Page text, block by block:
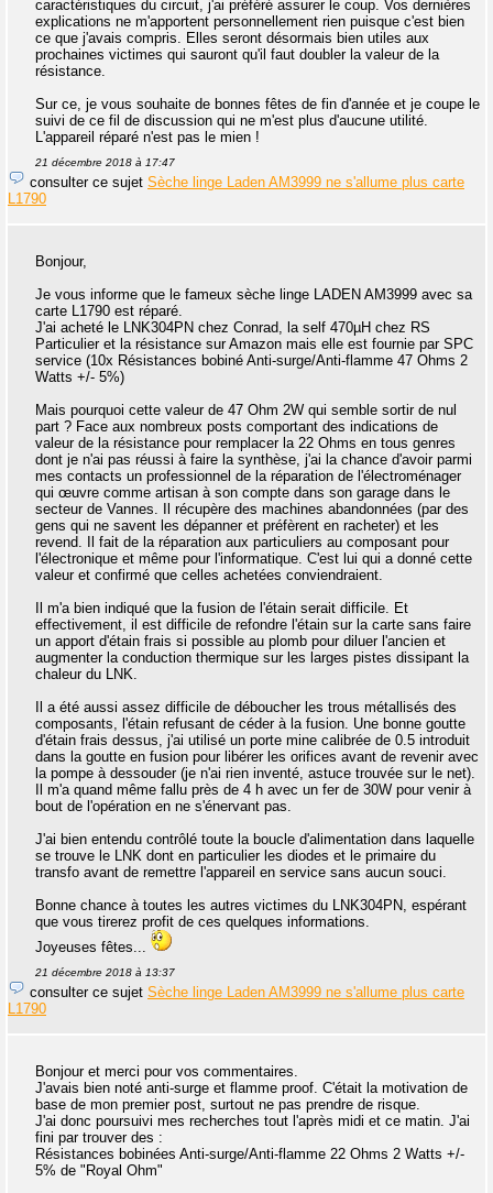
caractéristiques du circuit, j'ai préféré assurer le coup. Vos dernières
explications ne m'apportent personnellement rien puisque c'est bien
ce que j'avais compris. Elles seront désormais bien utiles aux
prochaines victimes qui sauront qu'il faut doubler la valeur de la
résistance.
Sur ce, je vous souhaite de bonnes fêtes de fin d'année et je coupe le
suivi de ce fil de discussion qui ne m'est plus d'aucune utilité.
L'appareil réparé n'est pas le mien !
21 décembre 2018 à 17:47
consulter ce sujet Sèche linge Laden AM3999 ne s'allume plus carte
L1790
Bonjour,
Je vous informe que le fameux sèche linge LADEN AM3999 avec sa
carte L1790 est réparé.
J'ai acheté le LNK304PN chez Conrad, la self 470µH chez RS
Particulier et la résistance sur Amazon mais elle est fournie par SPC
service (10x Résistances bobiné Anti-surge/Anti-flamme 47 Ohms 2
Watts +/- 5%)
Mais pourquoi cette valeur de 47 Ohm 2W qui semble sortir de nul
part ? Face aux nombreux posts comportant des indications de
valeur de la résistance pour remplacer la 22 Ohms en tous genres
dont je n'ai pas réussi à faire la synthèse, j'ai la chance d'avoir parmi
mes contacts un professionnel de la réparation de l'électroménager
qui œuvre comme artisan à son compte dans son garage dans le
secteur de Vannes. Il récupère des machines abandonnées (par des
gens qui ne savent les dépanner et préfèrent en racheter) et les
revend. Il fait de la réparation aux particuliers au composant pour
l'électronique et même pour l'informatique. C'est lui qui a donné cette
valeur et confirmé que celles achetées conviendraient.
Il m'a bien indiqué que la fusion de l'étain serait difficile. Et
effectivement, il est difficile de refondre l'étain sur la carte sans faire
un apport d'étain frais si possible au plomb pour diluer l'ancien et
augmenter la conduction thermique sur les larges pistes dissipant la
chaleur du LNK.
Il a été aussi assez difficile de déboucher les trous métallisés des
composants, l'étain refusant de céder à la fusion. Une bonne goutte
d'étain frais dessus, j'ai utilisé un porte mine calibrée de 0.5 introduit
dans la goutte en fusion pour libérer les orifices avant de revenir avec
la pompe à dessouder (je n'ai rien inventé, astuce trouvée sur le net).
Il m'a quand même fallu près de 4 h avec un fer de 30W pour venir à
bout de l'opération en ne s'énervant pas.
J'ai bien entendu contrôlé toute la boucle d'alimentation dans laquelle
se trouve le LNK dont en particulier les diodes et le primaire du
transfo avant de remettre l'appareil en service sans aucun souci.
Bonne chance à toutes les autres victimes du LNK304PN, espérant
que vous tirerez profit de ces quelques informations.
Joyeuses fêtes...
21 décembre 2018 à 13:37
consulter ce sujet Sèche linge Laden AM3999 ne s'allume plus carte
L1790
Bonjour et merci pour vos commentaires.
J'avais bien noté anti-surge et flamme proof. C'était la motivation de
base de mon premier post, surtout ne pas prendre de risque.
J'ai donc poursuivi mes recherches tout l'après midi et ce matin. J'ai
fini par trouver des :
Résistances bobinées Anti-surge/Anti-flamme 22 Ohms 2 Watts +/-
5% de "Royal Ohm"